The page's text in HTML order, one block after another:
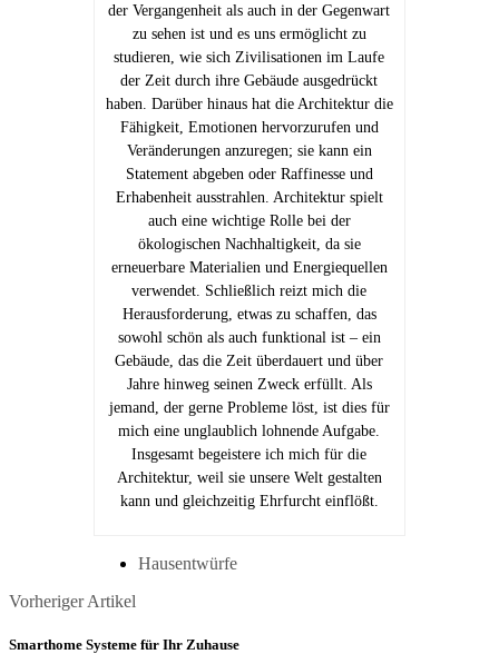
der Vergangenheit als auch in der Gegenwart
zu sehen ist und es uns ermöglicht zu
studieren, wie sich Zivilisationen im Laufe
der Zeit durch ihre Gebäude ausgedrückt
haben. Darüber hinaus hat die Architektur die
Fähigkeit, Emotionen hervorzurufen und
Veränderungen anzuregen; sie kann ein
Statement abgeben oder Raffinesse und
Erhabenheit ausstrahlen. Architektur spielt
auch eine wichtige Rolle bei der
ökologischen Nachhaltigkeit, da sie
erneuerbare Materialien und Energiequellen
verwendet. Schließlich reizt mich die
Herausforderung, etwas zu schaffen, das
sowohl schön als auch funktional ist – ein
Gebäude, das die Zeit überdauert und über
Jahre hinweg seinen Zweck erfüllt. Als
jemand, der gerne Probleme löst, ist dies für
mich eine unglaublich lohnende Aufgabe.
Insgesamt begeistere ich mich für die
Architektur, weil sie unsere Welt gestalten
kann und gleichzeitig Ehrfurcht einflößt.
Hausentwürfe
Posts
navigation
Vorheriger Artikel
Smarthome Systeme für Ihr Zuhause